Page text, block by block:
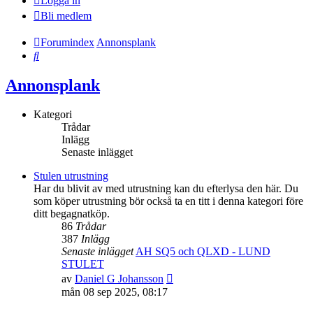
Bli medlem
Forumindex Annonsplank
Sök
Annonsplank
Kategori
Trådar
Inlägg
Senaste inlägget
Stulen utrustning
Har du blivit av med utrustning kan du efterlysa den här. Du
som köper utrustning bör också ta en titt i denna kategori före
ditt begagnatköp.
86 Trådar
387 Inlägg
Senaste inläggetAH SQ5 och QLXD - LUND
STULET
av Daniel G Johansson
mån 08 sep 2025, 08:17